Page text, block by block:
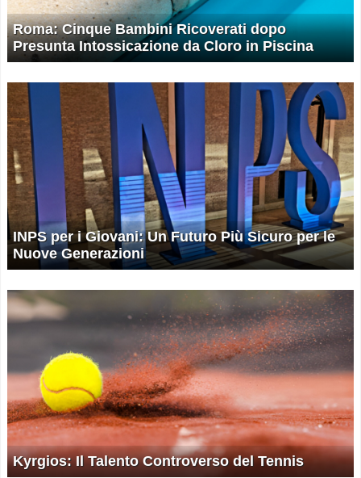
Roma: Cinque Bambini Ricoverati dopo
Presunta Intossicazione da Cloro in Piscina
INPS per i Giovani: Un Futuro Più Sicuro per le
Nuove Generazioni
Kyrgios: Il Talento Controverso del Tennis